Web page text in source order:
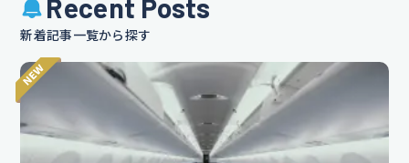
Recent Posts
新着記事一覧から探す